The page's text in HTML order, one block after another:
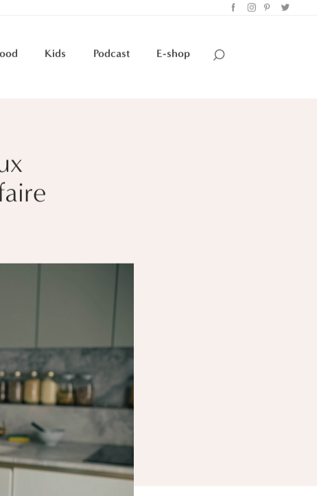
Kids Podcast E-shop